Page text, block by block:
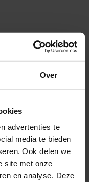
Over
advertenties te
media te bieden
Ook delen we
site met onze
en analyse. Deze